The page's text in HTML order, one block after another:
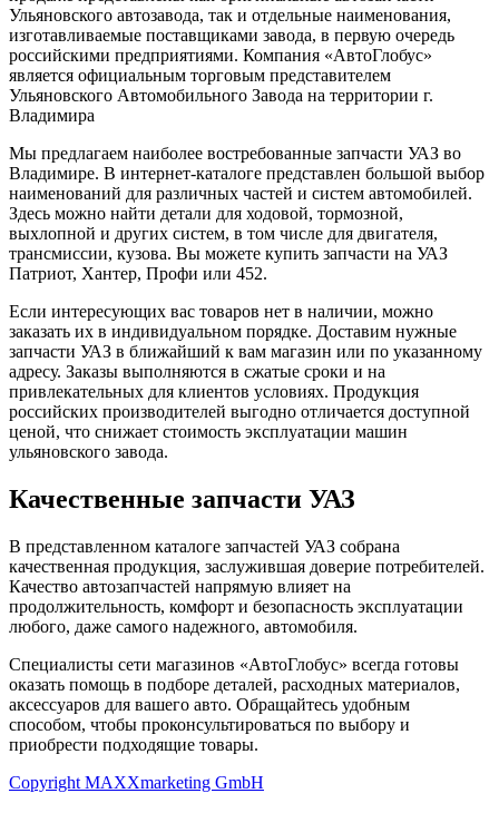
Ульяновского автозавода, так и отдельные наименования,
изготавливаемые поставщиками завода, в первую очередь
российскими предприятиями. Компания «АвтоГлобус»
является официальным торговым представителем
Ульяновского Автомобильного Завода на территории г.
Владимира
Мы предлагаем наиболее востребованные запчасти УАЗ во
Владимире. В интернет-каталоге представлен большой выбор
наименований для различных частей и систем автомобилей.
Здесь можно найти детали для ходовой, тормозной,
выхлопной и других систем, в том числе для двигателя,
трансмиссии, кузова. Вы можете купить запчасти на УАЗ
Патриот, Хантер, Профи или 452.
Если интересующих вас товаров нет в наличии, можно
заказать их в индивидуальном порядке. Доставим нужные
запчасти УАЗ в ближайший к вам магазин или по указанному
адресу. Заказы выполняются в сжатые сроки и на
привлекательных для клиентов условиях. Продукция
российских производителей выгодно отличается доступной
ценой, что снижает стоимость эксплуатации машин
ульяновского завода.
Качественные запчасти УАЗ
В представленном каталоге запчастей УАЗ собрана
качественная продукция, заслужившая доверие потребителей.
Качество автозапчастей напрямую влияет на
продолжительность, комфорт и безопасность эксплуатации
любого, даже самого надежного, автомобиля.
Специалисты сети магазинов «АвтоГлобус» всегда готовы
оказать помощь в подборе деталей, расходных материалов,
аксессуаров для вашего авто. Обращайтесь удобным
способом, чтобы проконсультироваться по выбору и
приобрести подходящие товары.
Copyright MAXXmarketing GmbH